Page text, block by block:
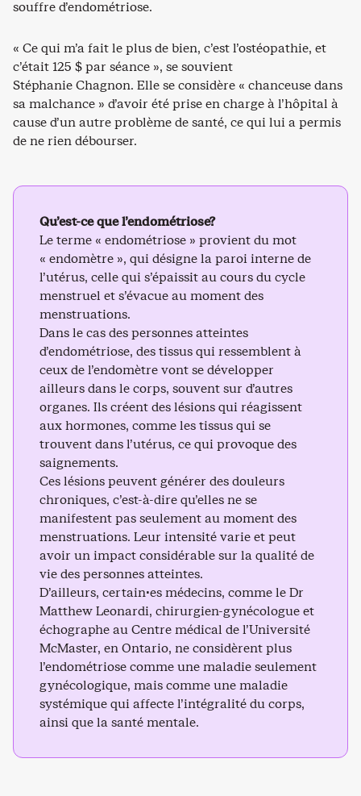
souffre d’endométriose.
« Ce qui m’a fait le plus de bien, c’est l’ostéopathie, et
c’était 125 $ par séance », se souvient
Stéphanie Chagnon. Elle se considère « chanceuse dans
sa malchance » d’avoir été prise en charge à l’hôpital à
cause d’un autre problème de santé, ce qui lui a permis
de ne rien débourser.
Qu’est-ce que l’endométriose?
Le terme « endométriose » provient du mot
« endomètre », qui désigne la paroi interne de
l’utérus, celle qui s’épaissit au cours du cycle
menstruel et s’évacue au moment des
menstruations.
Dans le cas des personnes atteintes
d’endométriose, des tissus qui ressemblent à
ceux de l’endomètre vont se développer
ailleurs dans le corps, souvent sur d’autres
organes. Ils créent des lésions qui réagissent
aux hormones, comme les tissus qui se
trouvent dans l’utérus, ce qui provoque des
saignements.
Ces lésions peuvent générer des douleurs
chroniques, c’est-à-dire qu’elles ne se
manifestent pas seulement au moment des
menstruations. Leur intensité varie et peut
avoir un impact considérable sur la qualité de
vie des personnes atteintes.
D’ailleurs, certain·es médecins, comme le Dr
Matthew Leonardi, chirurgien-gynécologue et
échographe au Centre médical de l’Université
McMaster, en Ontario, ne considèrent plus
l’endométriose comme une maladie seulement
gynécologique, mais comme une maladie
systémique qui affecte l’intégralité du corps,
ainsi que la santé mentale.